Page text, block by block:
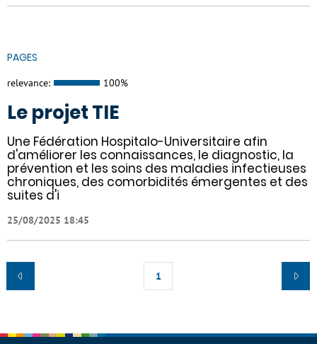
PAGES
relevance: 100%
Le projet TIE
Une Fédération Hospitalo-Universitaire afin
d'améliorer les connaissances, le diagnostic, la
prévention et les soins des maladies infectieuses
chroniques, des comorbidités émergentes et des
suites d'i
25/08/2025 18:45
1